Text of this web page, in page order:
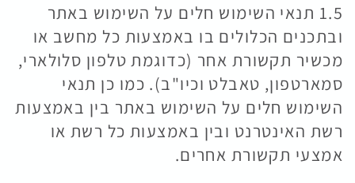
1.5 תנאי השימוש חלים על השימוש באתר
ובתכנים הכלולים בו באמצעות כל מחשב או
מכשיר תקשורת אחר (כדוגמת טלפון סלולארי,
סמארטפון, טאבלט וכיו"ב). כמו כן תנאי
השימוש חלים על השימוש באתר בין באמצעות
רשת האינטרנט ובין באמצעות כל רשת או
אמצעי תקשורת אחרים.